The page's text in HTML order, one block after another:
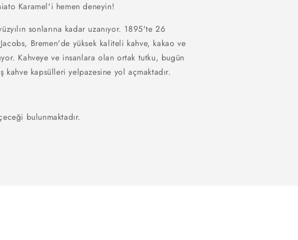
Karamel'i hemen deneyin!
sonlarına kadar uzanıyor. 1895'te 26
Bremen'de yüksek kaliteli kahve, kakao ve
Kahveye ve insanlara olan ortak tutku, bugün
kahve kapsülleri yelpazesine yol açmaktadır.
bulunmaktadır.